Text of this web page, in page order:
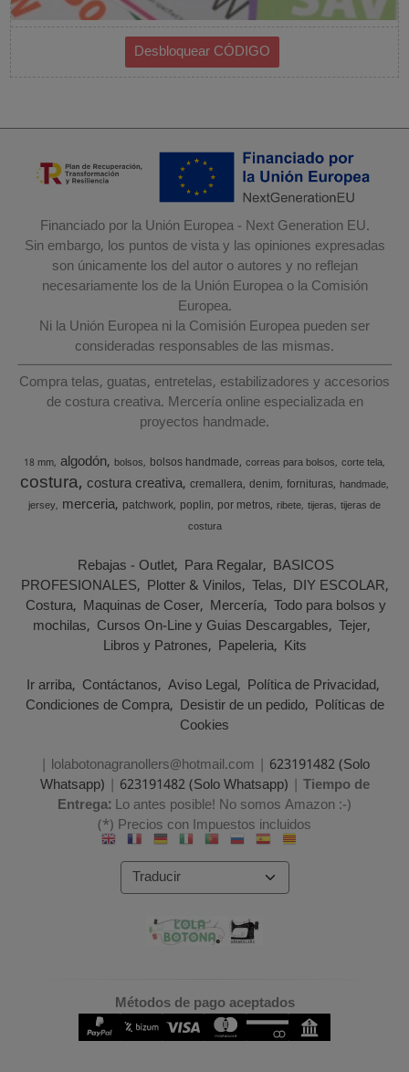
Financiado por la Unión Europea - Next Generation EU.
Sin embargo, los puntos de vista y las opiniones expresadas
son únicamente los del autor o autores y no reflejan
necesariamente los de la Unión Europea o la Comisión
Europea.
Ni la Unión Europea ni la Comisión Europea pueden ser
consideradas responsables de las mismas.
Compra telas, guatas, entretelas, estabilizadores y accesorios
de costura creativa. Mercería online especializada en
proyectos handmade.
18 mm algodón bolsos bolsos handmade correas para bolsos corte tela
costura costura creativa cremallera denim fornituras handmade
jersey merceria patchwork poplin por metros ribete tijeras tijeras de
costura
Rebajas - Outlet Para Regalar BASICOS
PROFESIONALES Plotter & Vinilos Telas DIY ESCOLAR
Costura Maquinas de Coser Mercería Todo para bolsos y
mochilas Cursos On-Line y Guias Descargables Tejer
Libros y Patrones Papeleria Kits
Ir arriba Contáctanos Aviso Legal Política de Privacidad
Condiciones de Compra Desistir de un pedido Políticas de
Cookies
| lolabotonagranollers@hotmail.com | 623191482 (Solo
Whatsapp) | 623191482 (Solo Whatsapp) | Tiempo de
Entrega:Lo antes posible! No somos Amazon :-)
(*) Precios con Impuestos incluidos
Métodos de pago aceptados